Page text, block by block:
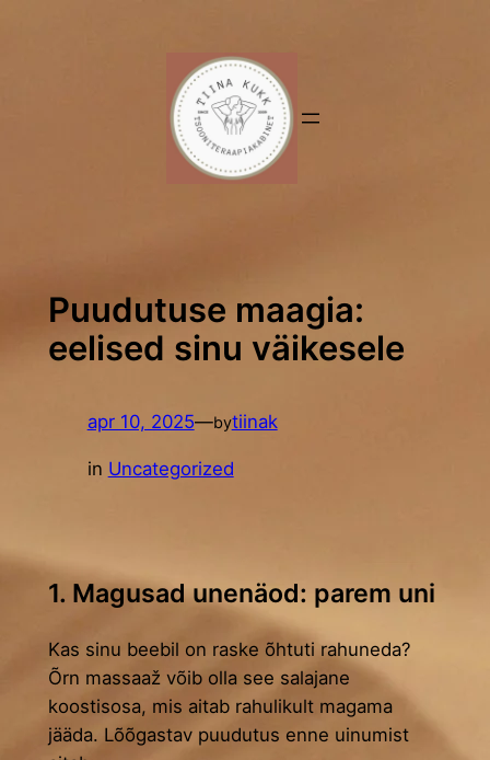
Puudutuse maagia:
eelised sinu väikesele
apr 10, 2025—bytiinak
in Uncategorized
1. Magusad unenäod: parem uni
Kas sinu beebil on raske õhtuti rahuneda?
Õrn massaaž võib olla see salajane
koostisosa, mis aitab rahulikult magama
jääda. Lõõgastav puudutus enne uinumist